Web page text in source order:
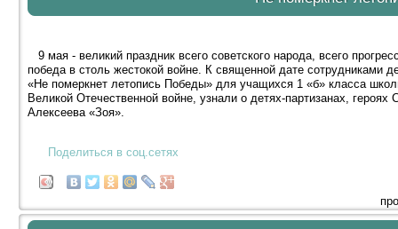
9 мая - великий праздник всего советского народа, всего
победа в столь жестокой войне. К священной дате сотрудниками
«Не померкнет летопись Победы» для учащихся 1 «б» класса
Великой Отечественной войне, узнали о детях-партизанах,
Алексеева «Зоя».
Поделиться в соц.сетях